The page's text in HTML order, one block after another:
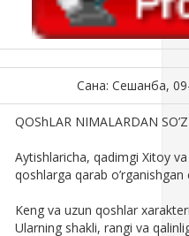
Сана: Сешанба,
QOShLAR NIMALARDAN
Aytishlaricha, qadimgi Xitoy
qoshlarga qarab o’rganishgan
Keng va uzun qoshlar
Ularning shakli, rangi va